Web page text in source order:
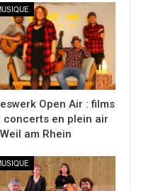
Open Air : films
concerts en plein air
am Rhein